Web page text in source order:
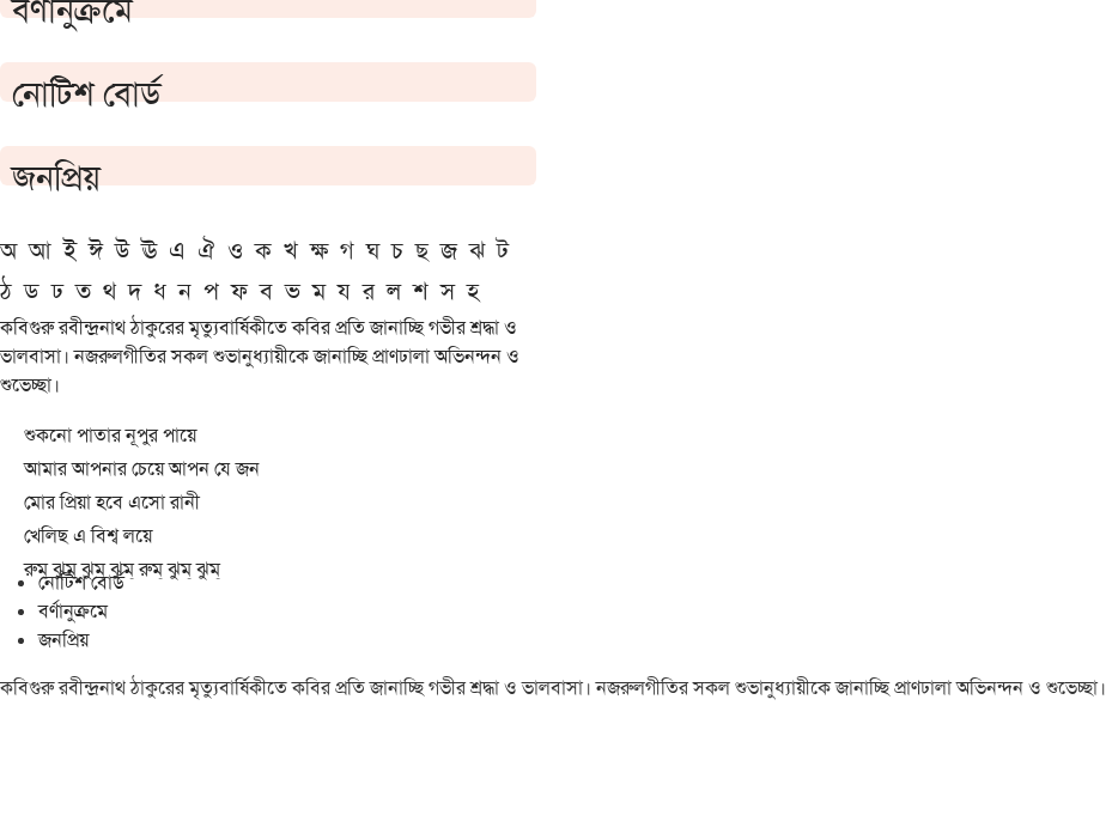
বর্ণানুক্রমে
নোটিশ বোর্ড
জনপ্রিয়
অ আ ই ঈ উ ঊ এ ঐ ও ক খ ক্ষ গ ঘ চ ছ জ ঝ ট
ঠ ড ঢ ত থ দ ধ ন প ফ ব ভ ম য র ল শ স হ
কবিগুরু রবীন্দ্রনাথ ঠাকুরের মৃত্যুবার্ষিকীতে কবির প্রতি জানাচ্ছি গভীর শ্রদ্ধা ও
ভালবাসা। নজরুলগীতির সকল শুভানুধ্যায়ীকে জানাচ্ছি প্রাণঢালা অভিনন্দন ও
শুভেচ্ছা।
শুকনো পাতার নূপুর পায়ে
আমার আপনার চেয়ে আপন যে জন
মোর প্রিয়া হবে এসো রানী
খেলিছ এ বিশ্ব লয়ে
রুম্ ঝুম্ ঝুম্ ঝুম্ রুম্ ঝুম্ ঝুম্
নোটিশ বোর্ড
বর্ণানুক্রমে
জনপ্রিয়
কবিগুরু রবীন্দ্রনাথ ঠাকুরের মৃত্যুবার্ষিকীতে কবির প্রতি জানাচ্ছি গভীর শ্রদ্ধা ও ভালবাসা। নজরুলগীতির সকল শুভানুধ্যায়ীকে জানাচ্ছি প্রাণঢালা অভিনন্দন ও শুভেচ্ছা।